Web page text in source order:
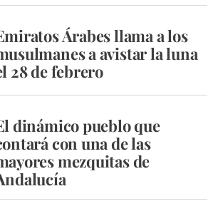
Árabes llama a los
a avistar la luna
28 de febrero
dinámico pueblo que
con una de las
mezquitas de